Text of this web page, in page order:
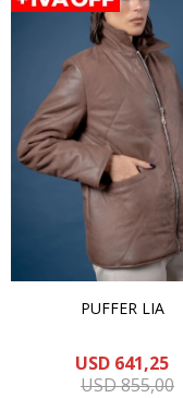
PUFFER LIA
USD 641,25
USD855,00